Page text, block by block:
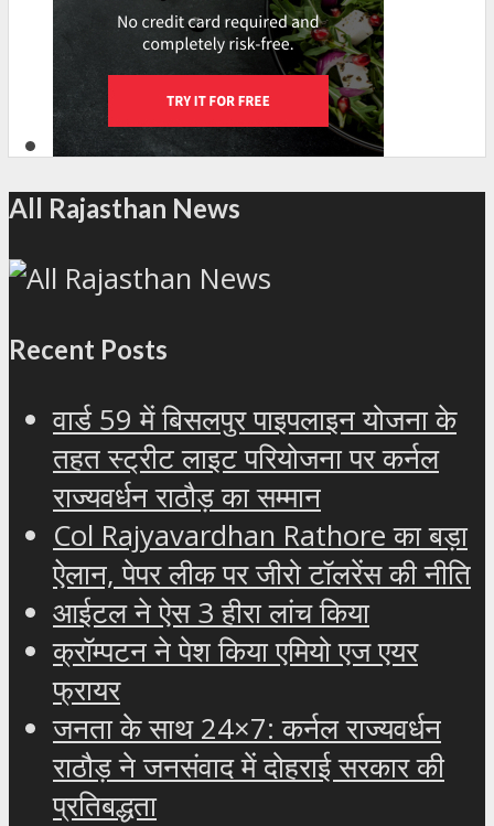
All Rajasthan News
Recent Posts
वार्ड 59 में बिसलपुर पाइपलाइन योजना के
तहत स्ट्रीट लाइट परियोजना पर कर्नल
राज्यवर्धन राठौड़ का सम्मान
Col Rajyavardhan Rathore का बड़ा
ऐलान, पेपर लीक पर जीरो टॉलरेंस की नीति
आईटल ने ऐस 3 हीरा लांच किया
क्रॉम्पटन ने पेश किया एमियो एज एयर
फ्रायर
जनता के साथ 24×7: कर्नल राज्यवर्धन
राठौड़ ने जनसंवाद में दोहराई सरकार की
प्रतिबद्धता